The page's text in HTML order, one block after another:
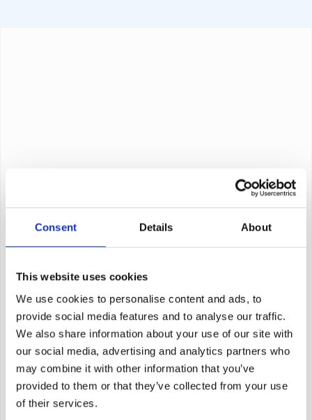
Consent Details About
This website uses cookies
We use cookies to personalise content and ads, to
provide social media features and to analyse our traffic.
We also share information about your use of our site with
our social media, advertising and analytics partners who
may combine it with other information that you’ve
provided to them or that they’ve collected from your use
of their services.